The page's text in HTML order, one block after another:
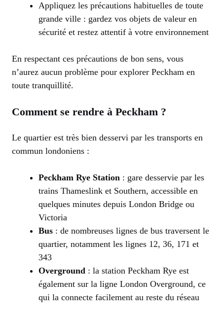
Appliquez les précautions habituelles de toute
grande ville : gardez vos objets de valeur en
sécurité et restez attentif à votre environnement
En respectant ces précautions de bon sens, vous
n’aurez aucun problème pour explorer Peckham en
toute tranquillité.
Comment se rendre à Peckham ?
Le quartier est très bien desservi par les transports en
commun londoniens :
Peckham Rye Station : gare desservie par les
trains Thameslink et Southern, accessible en
quelques minutes depuis London Bridge ou
Victoria
Bus : de nombreuses lignes de bus traversent le
quartier, notamment les lignes 12, 36, 171 et
343
Overground : la station Peckham Rye est
également sur la ligne London Overground, ce
qui la connecte facilement au reste du réseau